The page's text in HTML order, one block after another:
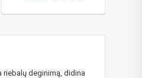
deginimą, didina